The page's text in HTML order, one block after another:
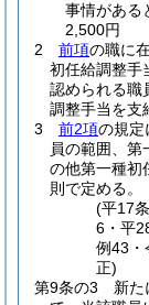
事情があ
2,500円
2
前項の職に
初任給調整手
認められる職
調整手当を支
3
前2項の規定
員の範囲、第
の他第一種初
則で定める。
(平17
6・平
例43・
正)
第9条の3
新た